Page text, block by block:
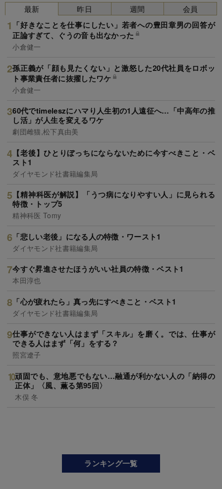
最新
「好きなことを仕事にしたい」若者への豊田章男の回答が
正論すぎて、ぐうの音も出なかった
小倉健一
孫正義が「顔も見たくない」と激怒した20代社員をロボッ
ト事業責任者に抜擢したワケ
小倉健一
60代でtimeleszにハマり人生初の1人遠征へ…「中高年の推
し活」が人生を変えるワケ
劇団雌猫,松下真由美
【老後】ひとりぼっちにならないために今すべきこと・ベ
スト1
ダイヤモンド社書籍編集局
【精神科医が解説】「うつ病になりやすい人」に見られる
特徴・トップ5
精神科医 Tomy
「悲しい老後」になる人の特徴・ワースト1
ダイヤモンド社書籍編集局
今すぐ昇進させたほうがいい社員の特徴・ベスト1
本田淳也
「心が疲れたら」真っ先にすべきこと・ベスト1
ダイヤモンド社書籍編集局
仕事ができない人はまず「スキル」を磨く。では、仕事が
できる人はまず「何」をする？
照宮遼子
頑固でも、意地悪でもない…融通が利かない人の「納得の
正体」〈風、薫る第95回〉
木俣 冬
昨日 週間 会員
ランキング一覧